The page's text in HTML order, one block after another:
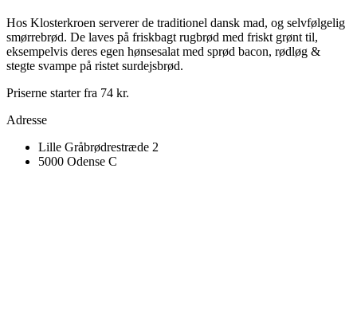
Hos Klosterkroen serverer de traditionel dansk mad, og selvfølgelig
smørrebrød. De laves på friskbagt rugbrød med friskt grønt til,
eksempelvis deres egen hønsesalat med sprød bacon, rødløg &
stegte svampe på ristet surdejsbrød.
Priserne starter fra 74 kr.
Adresse
Lille Gråbrødrestræde 2
5000 Odense C